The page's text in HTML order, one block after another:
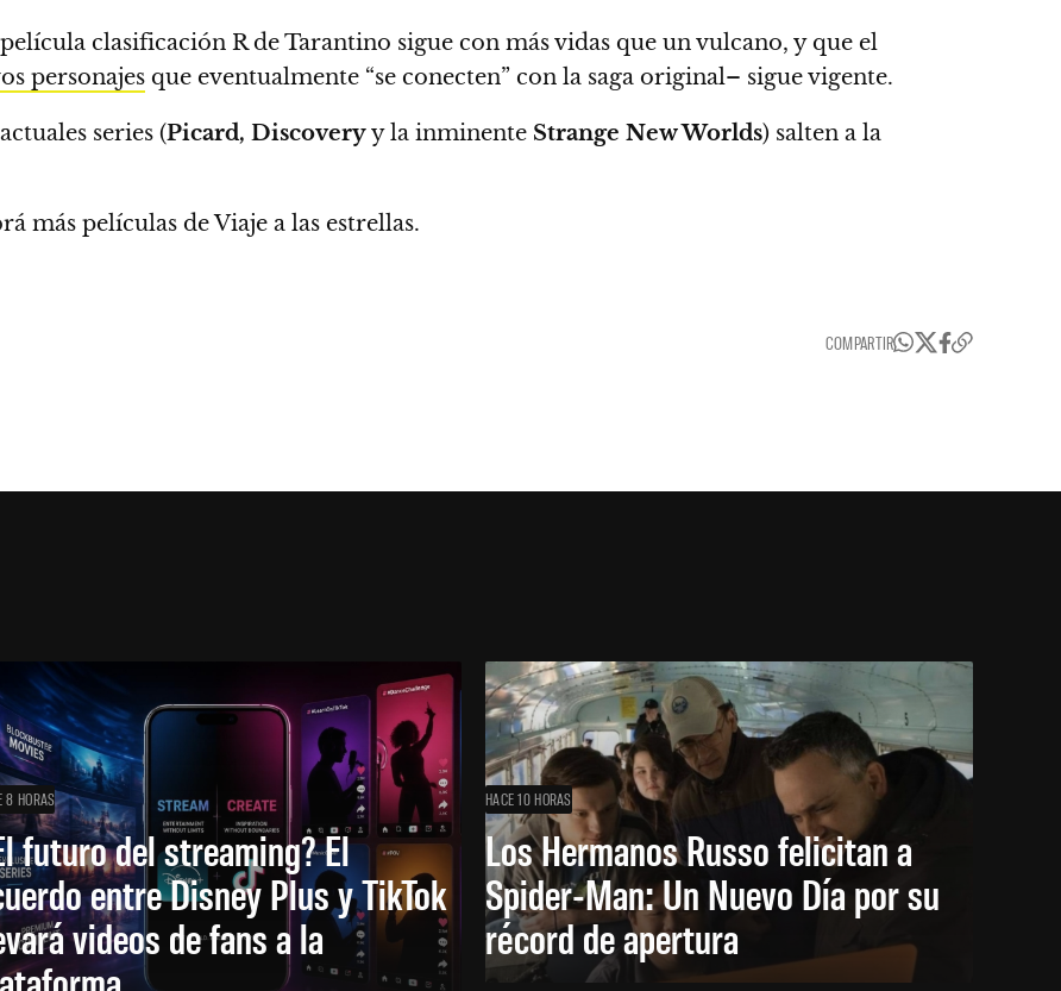
clasificación R de Tarantino sigue con más vidas que un vulcano, y que el
personajes que eventualmente “se conecten” con la saga original– sigue vigente.
series (Picard, Discoveryy la inminente Strange New Worlds) salten a la
más películas de Viaje a las estrellas.
COMPARTIR
8 HORAS
futuro del streaming? El
entre Disney Plus y TikTok
videos de fans a la
HACE 10 HORAS
Los Hermanos Russo felicitan a
Spider-Man: Un Nuevo Día por su
récord de apertura